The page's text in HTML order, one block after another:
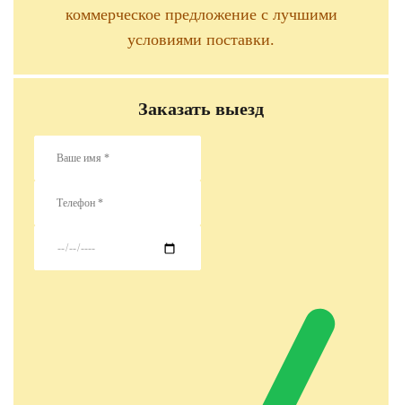
коммерческое предложение с лучшими
условиями поставки.
Заказать выезд